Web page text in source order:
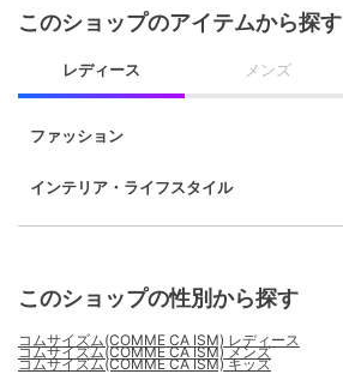
このショップのアイテムから探す
レディース メンズ
ファッション
インテリア・ライフスタイル
このショップの性別から探す
コムサイズム(COMME CA ISM) レディース
コムサイズム(COMME CA ISM) メンズ
コムサイズム(COMME CA ISM) キッズ